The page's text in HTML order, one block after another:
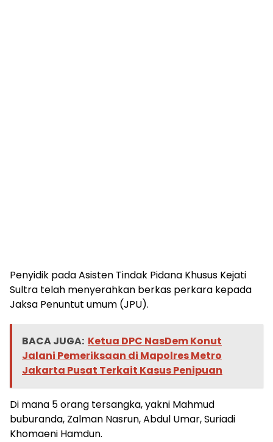
Penyidik pada Asisten Tindak Pidana Khusus Kejati
Sultra telah menyerahkan berkas perkara kepada
Jaksa Penuntut umum (JPU).
BACA JUGA: Ketua DPC NasDem Konut
Jalani Pemeriksaan di Mapolres Metro
Jakarta Pusat Terkait Kasus Penipuan
Di mana 5 orang tersangka, yakni Mahmud
buburanda, Zalman Nasrun, Abdul Umar, Suriadi
Khomaeni Hamdun.